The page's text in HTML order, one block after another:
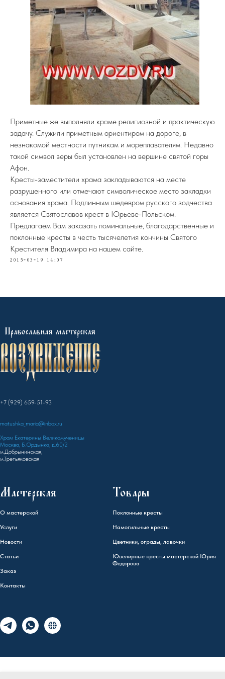
Приметные же выполняли кроме религиозной и практическую
задачу. Служили приметным ориентиром на дороге, в
незнакомой местности путникам и мореплавателям. Недавно
такой символ веры был установлен на вершине святой горы
Афон.
Кресты-заместители храма закладываются на месте
разрушенного или отмечают символическое место закладки
основания храма. Подлинным шедевром русского зодчества
является Святославов крест в Юрьеве-Польском.
Предлагаем Вам заказать поминальные, благодарственные и
поклонные кресты в честь тысячелетия кончины Святого
Крестителя Владимира на нашем сайте.
2015-03-19 14:07
+7 (929) 659-51-93
matushka_maria@inbox.ru
Храм Екатерины Великомученицы
Москва, Б.Ордынка, д.60/2
м.Добрынинская,
м.Третьяковская
Мастерская
О мастерской
Услуги
Новости
Статьи
Заказ
Контакты
Товары
Поклонные кресты
Намогильные кресты
Цветники, ограды, лавочки
Ювелирные кресты мастерской Юрия
Федорова